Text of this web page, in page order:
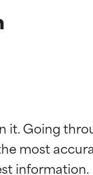
it. Going
most
y
y